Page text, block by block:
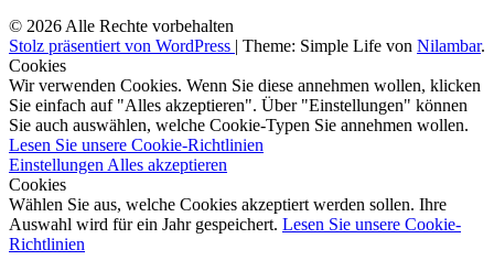
© 2026 Alle Rechte vorbehalten
Stolz präsentiert von WordPress
Theme: Simple Life von Nilambar.
Cookies
Wir verwenden Cookies. Wenn Sie diese annehmen wollen, klicken
Sie einfach auf "Alles akzeptieren". Über "Einstellungen" können
Sie auch auswählen, welche Cookie-Typen Sie annehmen wollen.
Lesen Sie unsere Cookie-Richtlinien
EinstellungenAlles akzeptieren
Cookies
Wählen Sie aus, welche Cookies akzeptiert werden sollen. Ihre
Auswahl wird für ein Jahr gespeichert. Lesen Sie unsere Cookie-
Richtlinien